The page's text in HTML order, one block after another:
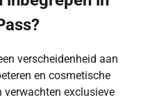
verscheidenheid aan
en cosmetische
verwachten exclusieve